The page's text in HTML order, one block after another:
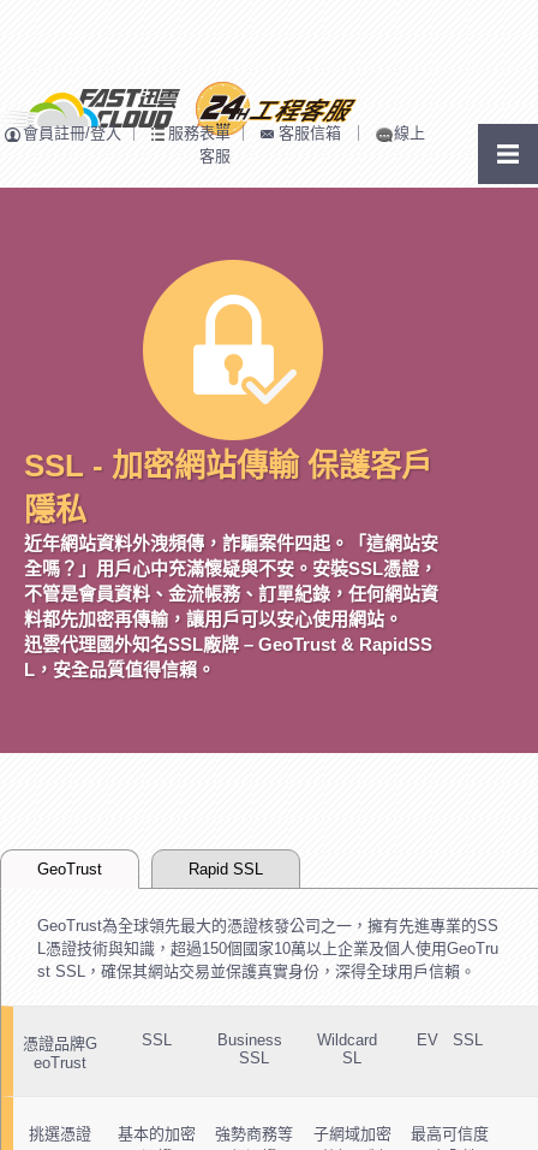
會員註冊/登入｜ 服務表單｜ 客服信箱 ｜
線上
客服
SSL - 加密網站傳輸 保護客戶
隱私
近年網站資料外洩頻傳，詐騙案件四起。「這網站安
全嗎？」用戶心中充滿懷疑與不安。安裝SSL憑證，
不管是會員資料、金流帳務、訂單紀錄，任何網站資
料都先加密再傳輸，讓用戶可以安心使用網站。
迅雲代理國外知名SSL廠牌 – GeoTrust & RapidSS
L，安全品質值得信賴。
GeoTrust Rapid SSL
GeoTrust為全球領先最大的憑證核發公司之一，擁有先進專業的SS
L憑證技術與知識，超過150個國家10萬以上企業及個人使用GeoTru
st SSL，確保其網站交易並保護真實身份，深得全球用戶信賴。
憑證品牌G
eoTrust
SSL
Business
SSL
Wildcard
SL
EV SSL
挑選憑證
基本的加密
強勢商務等
子網域加密
最高可信度